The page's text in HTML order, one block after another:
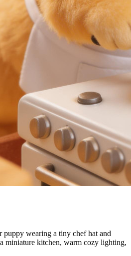
puppy wearing a tiny chef hat and
miniature kitchen, warm cozy lighting,